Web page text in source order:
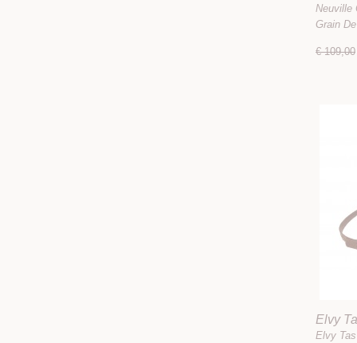
Neuville
Grain
€ 109,00
Elvy
Elvy